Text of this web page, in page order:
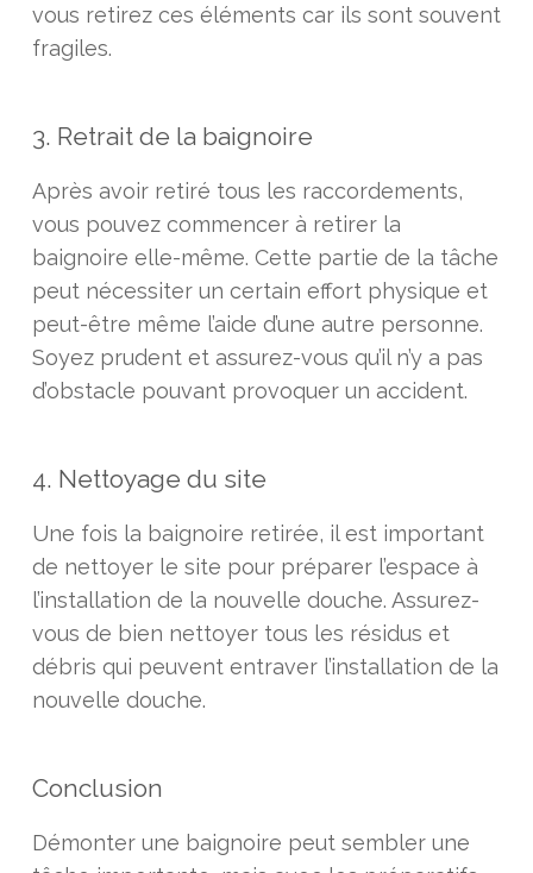
vous retirez ces éléments car ils sont souvent
fragiles.
3. Retrait de la baignoire
Après avoir retiré tous les raccordements,
vous pouvez commencer à retirer la
baignoire elle-même. Cette partie de la tâche
peut nécessiter un certain effort physique et
peut-être même l’aide d’une autre personne.
Soyez prudent et assurez-vous qu’il n’y a pas
d’obstacle pouvant provoquer un accident.
4. Nettoyage du site
Une fois la baignoire retirée, il est important
de nettoyer le site pour préparer l’espace à
l’installation de la nouvelle douche. Assurez-
vous de bien nettoyer tous les résidus et
débris qui peuvent entraver l’installation de la
nouvelle douche.
Conclusion
Démonter une baignoire peut sembler une